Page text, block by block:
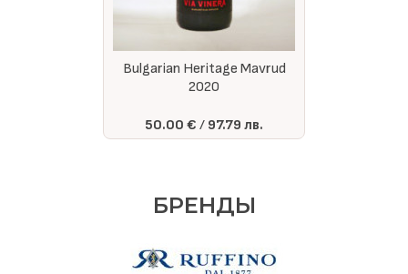
Bulgarian Heritage Mavrud
2020
50.00 € 97.79 лв.
БРЕНДЫ